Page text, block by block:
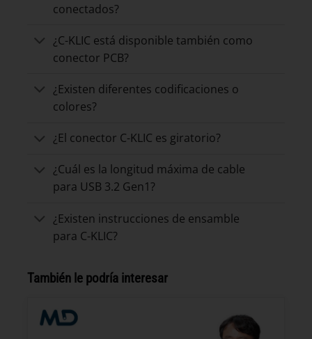
conectados?
¿C-KLIC está disponible también como
conector PCB?
¿Existen diferentes codificaciones o
colores?
¿El conector C-KLIC es giratorio?
¿Cuál es la longitud máxima de cable
para USB 3.2 Gen1?
¿Existen instrucciones de ensamble
para C-KLIC?
También le podría interesar